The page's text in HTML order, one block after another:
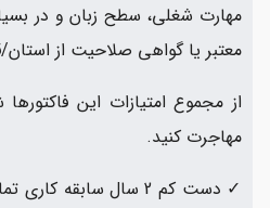
مهارت شغلی، سطح زبان و در
معتبر یا گواهی صلاحیت از استان/
از مجموع امتیازات این
مهاجرت کنید.
✓ دست کم 2 سال سابقه